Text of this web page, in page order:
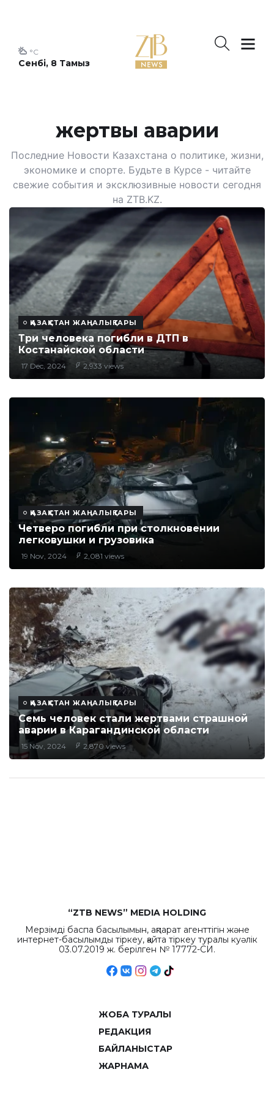
Сенбі, 8 Тамыз
°C
жертвы аварии
Последние Новости Казахстана о политике, жизни,
экономике и спорте. Будьте в Курсе - читайте
свежие события и эксклюзивные новости сегодня
на ZTB.KZ.
ҚАЗАҚСТАН ЖАҢАЛЫҚТАРЫ
Три человека погибли в ДТП в
Костанайской области
17 Dec, 2024 2,933 views
ҚАЗАҚСТАН ЖАҢАЛЫҚТАРЫ
Четверо погибли при столкновении
легковушки и грузовика
19 Nov, 2024 2,081 views
ҚАЗАҚСТАН ЖАҢАЛЫҚТАРЫ
Семь человек стали жертвами страшной
аварии в Карагандинской области
15 Nov, 2024 2,870 views
“ZTB NEWS” MEDIA HOLDING
Мерзімді баспа басылымын, ақпарат агенттігін және
интернет-басылымды тіркеу, қайта тіркеу туралы куәлік
03.07.2019 ж. берілген № 17772-СИ.
ЖОБА ТУРАЛЫ
РЕДАКЦИЯ
БАЙЛАНЫСТАР
ЖАРНАМА